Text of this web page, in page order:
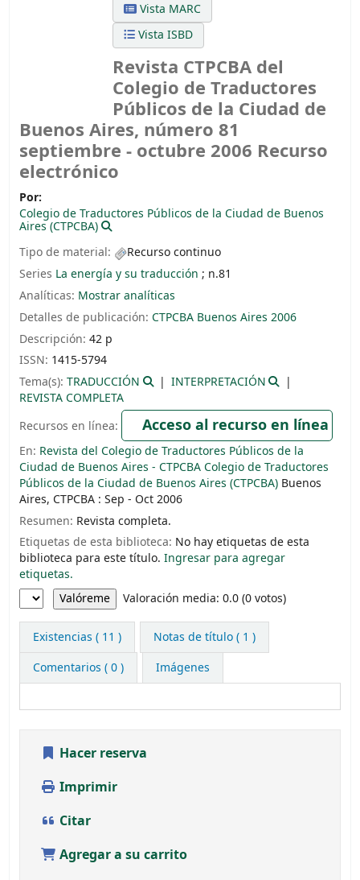
Vista MARC
Vista ISBD
Revista CTPCBA del
Colegio de Traductores
Públicos de la Ciudad de
Buenos Aires, número 81
septiembre - octubre 2006 Recurso
electrónico
Por:
Colegio de Traductores Públicos de la Ciudad de Buenos
Aires (CTPCBA)
Tipo de material:
Recurso continuo
Series La energía y su traducción ; n.81
Analíticas: Mostrar analíticas
Detalles de publicación:CTPCBA Buenos Aires 2006
Descripción:42 p
ISSN: 1415-5794
Tema(s):TRADUCCIÓN
INTERPRETACIÓN
REVISTA COMPLETA
Recursos en línea:
Acceso al recurso en línea
En: Revista del Colegio de Traductores Públicos de la
Ciudad de Buenos Aires - CTPCBA Colegio de Traductores
Públicos de la Ciudad de Buenos Aires (CTPCBA) Buenos
Aires, CTPCBA : Sep - Oct 2006
Resumen: Revista completa.
Etiquetas de esta biblioteca: No hay etiquetas de esta
biblioteca para este título. Ingresar para agregar
etiquetas.
Valoración Valoración media: 0.0 (0 votos)
Existencias ( 11 )
Notas de título ( 1 )
Comentarios ( 0 )
Imágenes
Hacer reserva
Imprimir
Citar
Agregar a su carrito